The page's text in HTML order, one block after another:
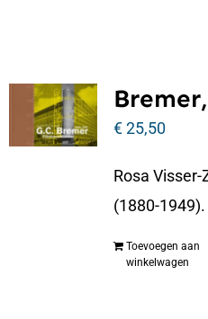
€25,50
Rosa
(1880-
Toevoegen aan
winkelwagen